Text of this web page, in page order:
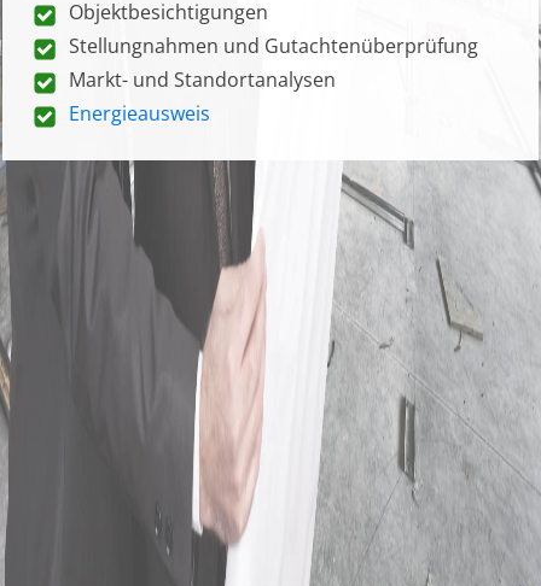
Objektbesichtigungen
Stellungnahmen und Gutachtenüberprüfung
Markt- und Standortanalysen
Energieausweis